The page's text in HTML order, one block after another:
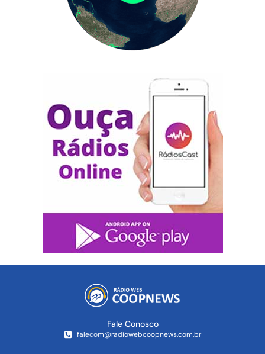
Fale Conosco
falecom@radiowebcoopnews.com.br